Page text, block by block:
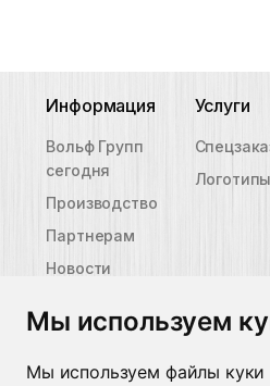
Мы используем
Мы используем файлы куки
Информация
Вольф Групп
сегодня
Производство
Партнерам
Новости
Услуги
Логотипы